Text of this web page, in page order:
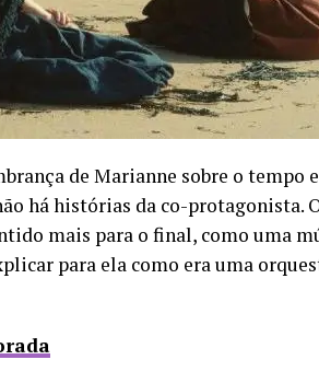
de Marianne sobre o tempo
há histórias da co-protagonista.
mais para o final, como uma
para ela como era uma